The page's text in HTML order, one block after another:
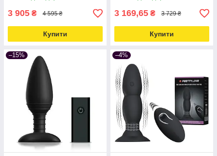
3 905 ₴ 4 595 ₴
Купити
3 169,65 ₴ 3 729 ₴
Купити
–15% –4%